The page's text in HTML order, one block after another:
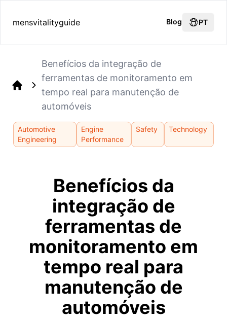
mensvitalityguide Blog PT
Benefícios da integração de
ferramentas de monitoramento em
tempo real para manutenção de
automóveis
Automotive
Engineering
Engine
Performance
Safety Technology
Benefícios da
integração de
ferramentas de
monitoramento em
tempo real para
manutenção de
automóveis